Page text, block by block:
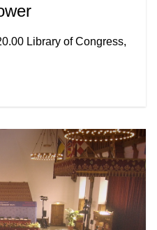
Library of Congress,